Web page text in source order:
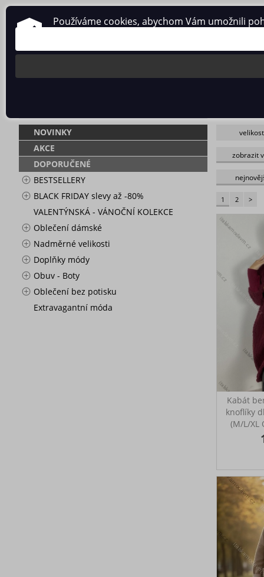
O nás Obchodní podmínky Ochrana osobních údajů
NOVINKY
AKCE
DOPORUČENÉ
BESTSELLERY
BLACK FRIDAY slevy až -80%
VALENTÝNSKÁ - VÁNOČNÍ KOLEKCE
Oblečení dámské
Nadměrné velikosti
Doplňky módy
Obuv - Boty
Oblečení bez potisku
Extravagantní móda
velikost
XS/S/M
52/54/56
camel
šedá
tmavě
zobrazit
1 2 >
Kabát
knoflíky
(M/L/XL
MÓDA
přes
Používáme cookies, abychom Vám umožnili